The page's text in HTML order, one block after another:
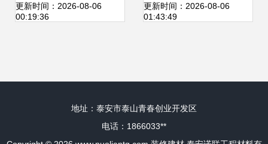
场与周边配套解析
更新时间：2026-08-06
00:19:36
选对建材是关键
更新时间：2026-08-06
01:43:49
地址：泰安市泰山青春创业开发区
电话：1866033**